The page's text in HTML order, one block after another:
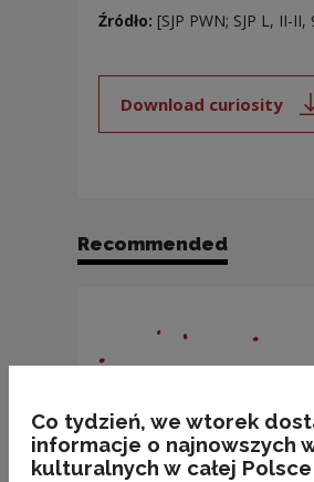
Źródło: [SJP PWN; SJP L, II-II,
Download curiosity
Note, the
Recommended
Co tydzień, we wtorek
informacje o najnowszych
kulturalnych w całej